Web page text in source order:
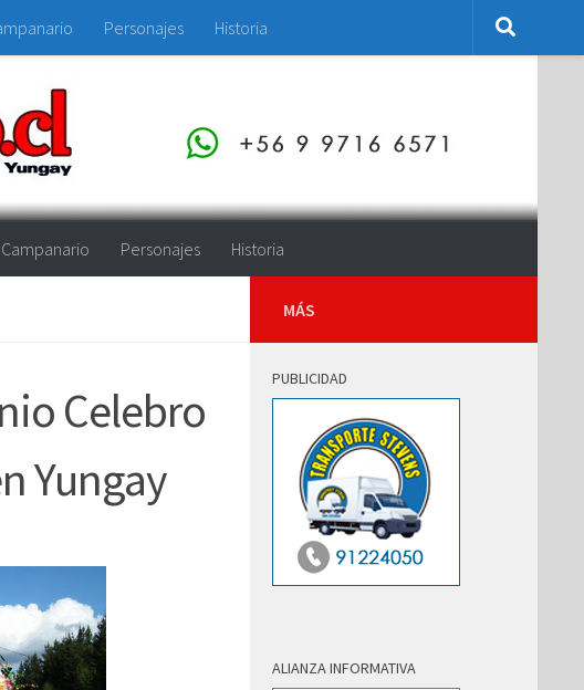
Personajes Historia
Campanario Personajes Historia
Celebro
Yungay
MÁS
PUBLICIDAD
ALIANZA INFORMATIVA